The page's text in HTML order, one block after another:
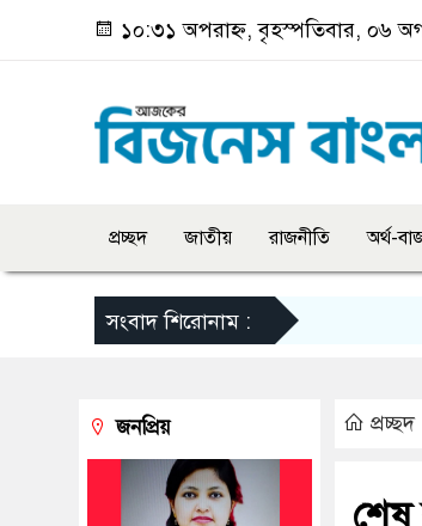
১০:৩১ অপরাহ্ন, বৃহস্পতিবার, ০৬
প্রচ্ছদ জাতীয় রাজনীতি অর্থ-
সংবাদ শিরোনাম :
প্রচ্ছদ
শেষ
জনপ্রিয়